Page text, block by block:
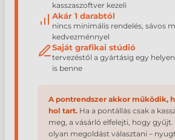
kasszaszoftver kezeli
Akár 1 darabtól
nincs minimális rendelés, sávos
kedvezménnyel
Saját grafikai stúdió
tervezéstől a gyártásig egy
is benne
A pontrendszer akkor működik,
hol tart. Ha a pontállás csak a
meg, a vásárló elfelejti, hogy
olyan megoldást választani –